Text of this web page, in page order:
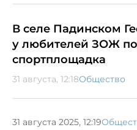
В селе Падинском
у любителей ЗОЖ
спортплощадка
31 августа, 12:18Общество
31 августа 2025, 12:19